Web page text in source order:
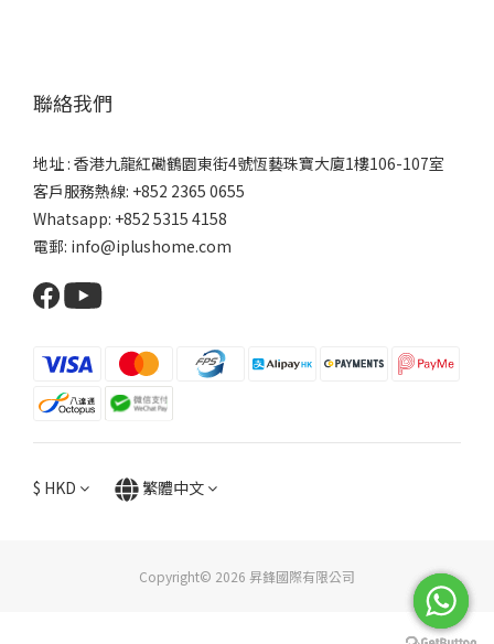
聯絡我們
地址 : 香港九龍紅磡鶴園東街4號恆藝珠寶大廈1樓106-107室
客戶服務熱線: +852 2365 0655
Whatsapp: +852 5315 4158
電郵: info@iplushome.com
$ HKD 繁體中文
Copyright© 2026 昇鋒國際有限公司